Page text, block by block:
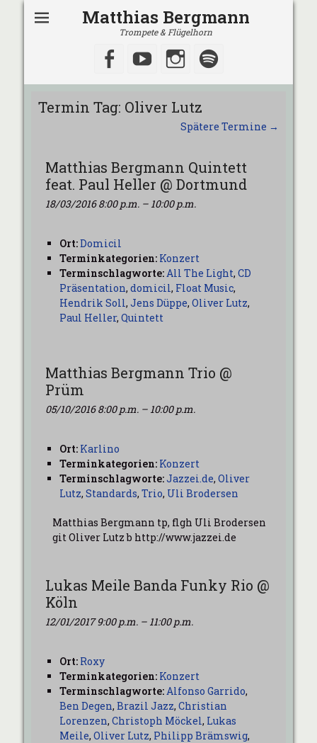
Matthias Bergmann
Trompete & Flügelhorn
Facebook
YouTubeInstagram
Termin Tag: Oliver Lutz
Spätere Termine →
Matthias Bergmann Quintett
feat. Paul Heller @ Dortmund
18/03/2016 8:00 p.m. – 10:00 p.m.
Ort:Domicil
Terminkategorien: Konzert
Terminschlagworte:All The Light, CD
Präsentation, domicil, Float Music,
Hendrik Soll, Jens Düppe, Oliver Lutz,
Paul Heller, Quintett
Matthias Bergmann Trio @
Prüm
05/10/2016 8:00 p.m. – 10:00 p.m.
Ort: Karlino
Terminkategorien: Konzert
Terminschlagworte:Jazzei.de, Oliver
Lutz, Standards, Trio, Uli Brodersen
Matthias Bergmann tp, flgh Uli Brodersen
git Oliver Lutz b http://www.jazzei.de
Lukas Meile Banda Funky Rio @
Köln
12/01/2017 9:00 p.m. – 11:00 p.m.
Ort: Roxy
Terminkategorien: Konzert
Terminschlagworte:Alfonso Garrido,
Ben Degen, Brazil Jazz, Christian
Lorenzen, Christoph Möckel, Lukas
Meile, Oliver Lutz, Philipp Brämswig,